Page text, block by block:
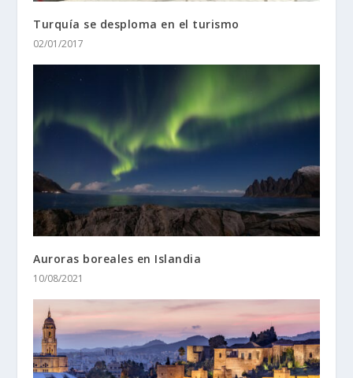
Turquía se desploma en el turismo
02/01/2017
Auroras boreales en Islandia
10/08/2021